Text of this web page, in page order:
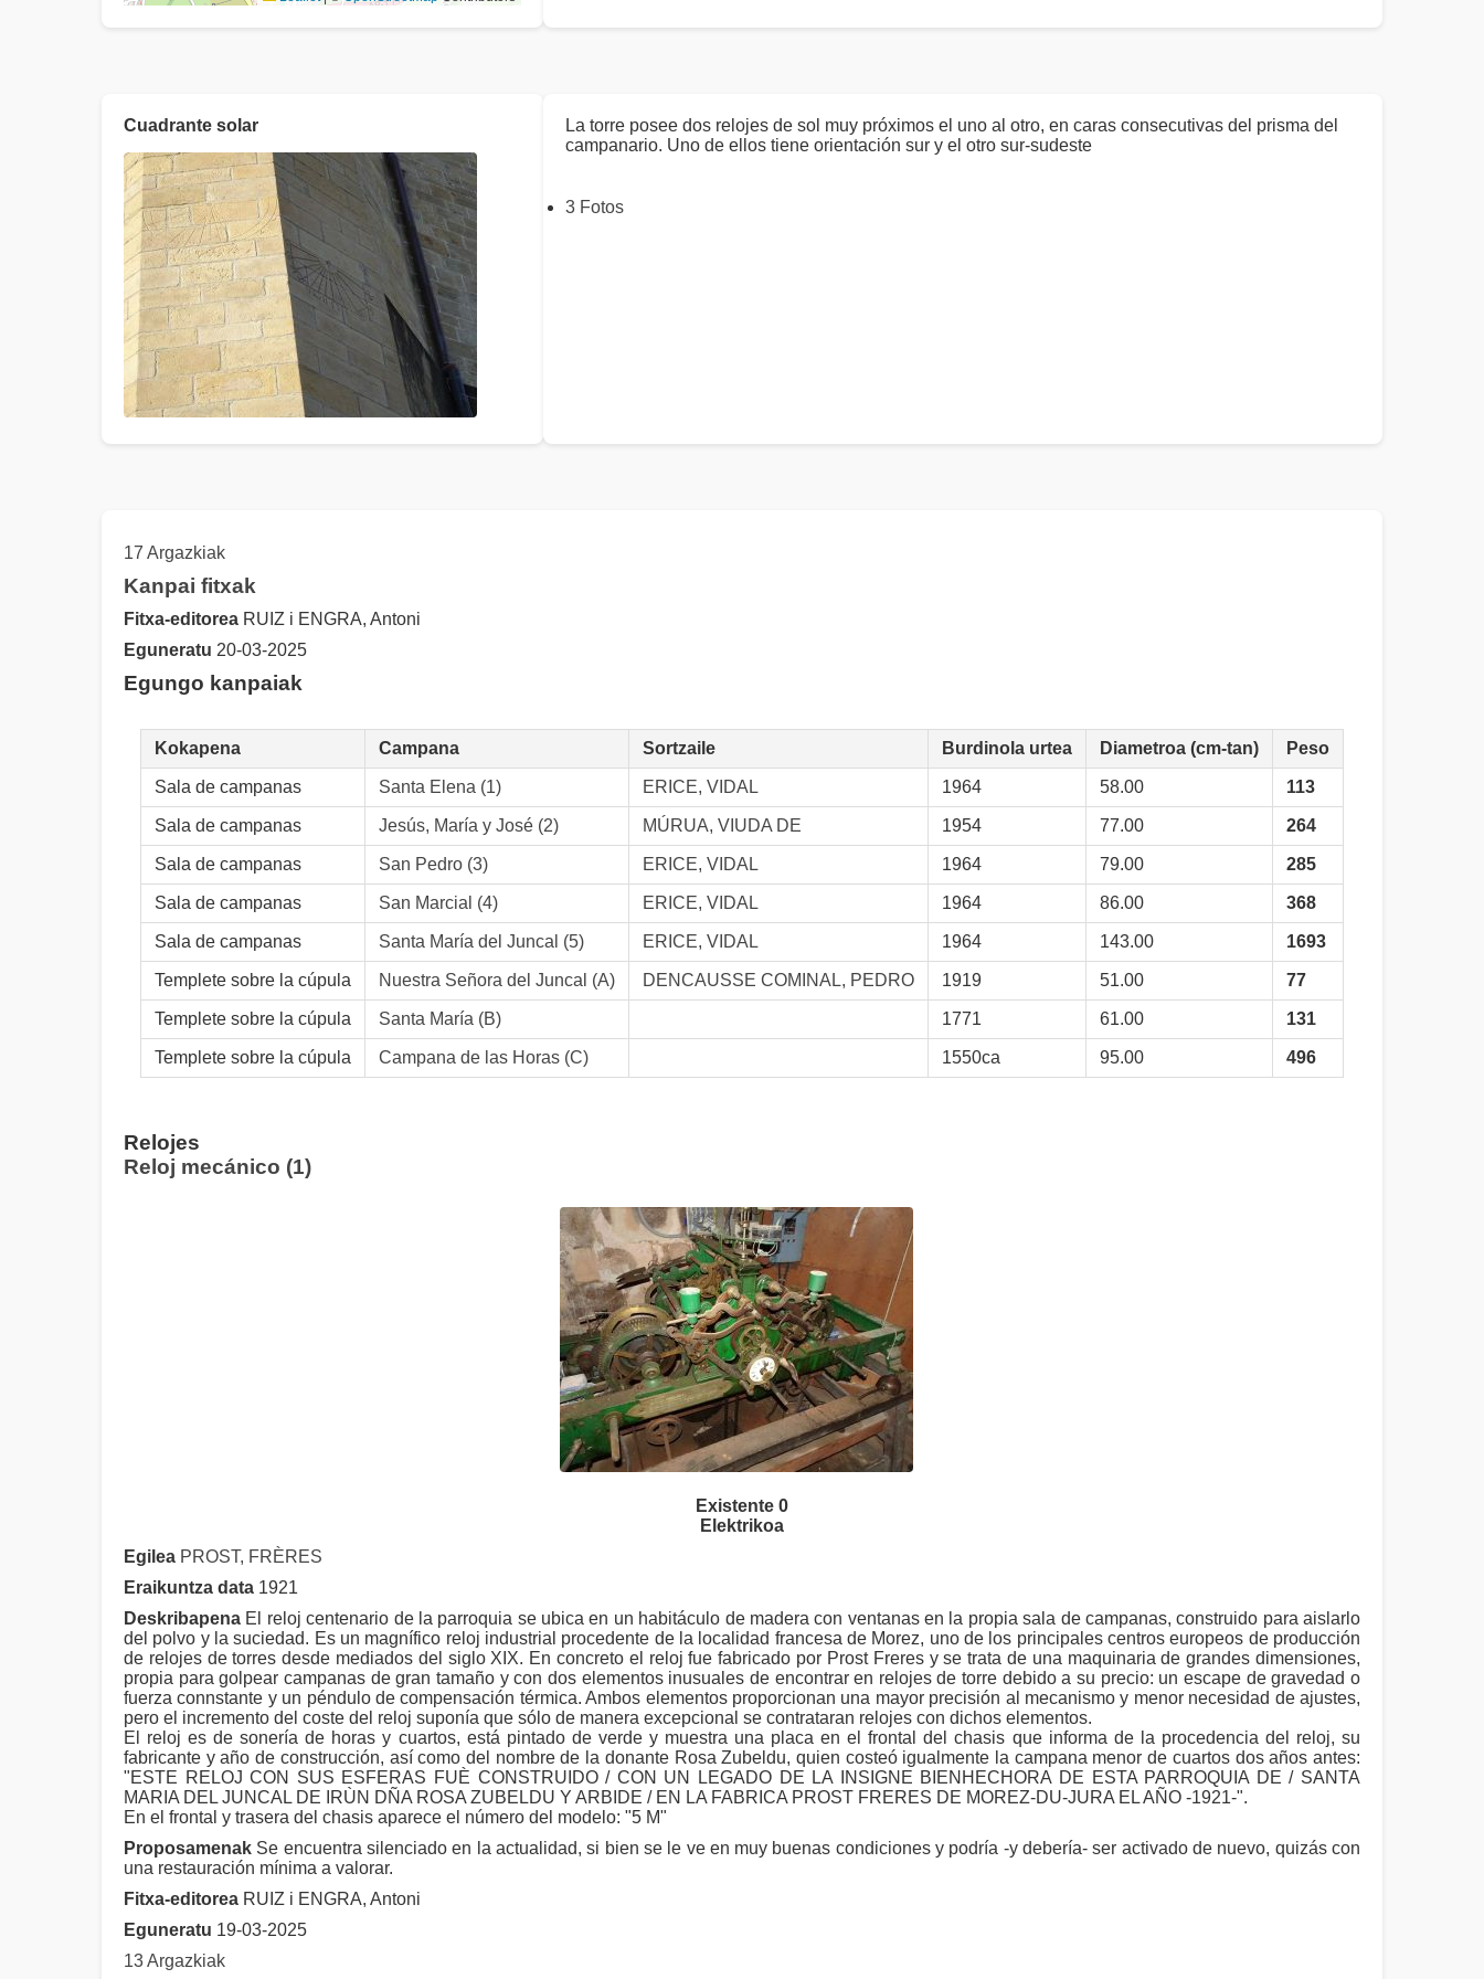
Cuadrante solar
La torre posee dos relojes de sol muy próximos el uno al otro, en caras consecutivas del prisma del
campanario. Uno de ellos tiene orientación sur y el otro sur-sudeste
3 Fotos
17 Argazkiak
Kanpai fitxak
Fitxa-editorea RUIZ i ENGRA, Antoni
Eguneratu 20-03-2025
Egungo kanpaiak
Kokapena Campana Sortzaile Burdinola urtea Diametroa (cm-tan) Peso
Sala de campanas Santa Elena (1) ERICE, VIDAL 1964 58.00 113
Sala de campanas Jesús, María y José (2) MÚRUA, VIUDA DE 1954 77.00 264
Sala de campanas San Pedro (3) ERICE, VIDAL 1964 79.00 285
Sala de campanas San Marcial (4) ERICE, VIDAL 1964 86.00 368
Sala de campanas Santa María del Juncal (5) ERICE, VIDAL 1964 143.00 1693
Templete sobre la cúpula Nuestra Señora del Juncal (A) DENCAUSSE COMINAL, PEDRO 1919 51.00 77
Templete sobre la cúpula Santa María (B) 1771 61.00 131
Templete sobre la cúpula Campana de las Horas (C) 1550ca 95.00 496
Relojes
Reloj mecánico (1)
Existente 0
Elektrikoa
Egilea PROST, FRÈRES
Eraikuntza data 1921
Deskribapena El reloj centenario de la parroquia se ubica en un habitáculo de madera con ventanas en la propia sala de campanas, construido para aislarlo
del polvo y la suciedad. Es un magnífico reloj industrial procedente de la localidad francesa de Morez, uno de los principales centros europeos de producción
de relojes de torres desde mediados del siglo XIX. En concreto el reloj fue fabricado por Prost Freres y se trata de una maquinaria de grandes dimensiones,
propia para golpear campanas de gran tamaño y con dos elementos inusuales de encontrar en relojes de torre debido a su precio: un escape de gravedad o
fuerza connstante y un péndulo de compensación térmica. Ambos elementos proporcionan una mayor precisión al mecanismo y menor necesidad de ajustes,
pero el incremento del coste del reloj suponía que sólo de manera excepcional se contrataran relojes con dichos elementos.
El reloj es de sonería de horas y cuartos, está pintado de verde y muestra una placa en el frontal del chasis que informa de la procedencia del reloj, su
fabricante y año de construcción, así como del nombre de la donante Rosa Zubeldu, quien costeó igualmente la campana menor de cuartos dos años antes:
"ESTE RELOJ CON SUS ESFERAS FUÈ CONSTRUIDO / CON UN LEGADO DE LA INSIGNE BIENHECHORA DE ESTA PARROQUIA DE / SANTA
MARIA DEL JUNCAL DE IRÙN DÑA ROSA ZUBELDU Y ARBIDE / EN LA FABRICA PROST FRERES DE MOREZ-DU-JURA EL AÑO -1921-".
En el frontal y trasera del chasis aparece el número del modelo: "5 M"
Proposamenak Se encuentra silenciado en la actualidad, si bien se le ve en muy buenas condiciones y podría -y debería- ser activado de nuevo, quizás con
una restauración mínima a valorar.
Fitxa-editorea RUIZ i ENGRA, Antoni
Eguneratu 19-03-2025
13 Argazkiak